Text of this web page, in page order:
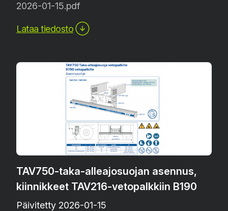
2026-01-15.pdf
Lataa tiedosto
TAV750-taka-alleajosuojan asennus,
kiinnikkeet TAV216-vetopalkkiin B190
Päivitetty 2026-01-15